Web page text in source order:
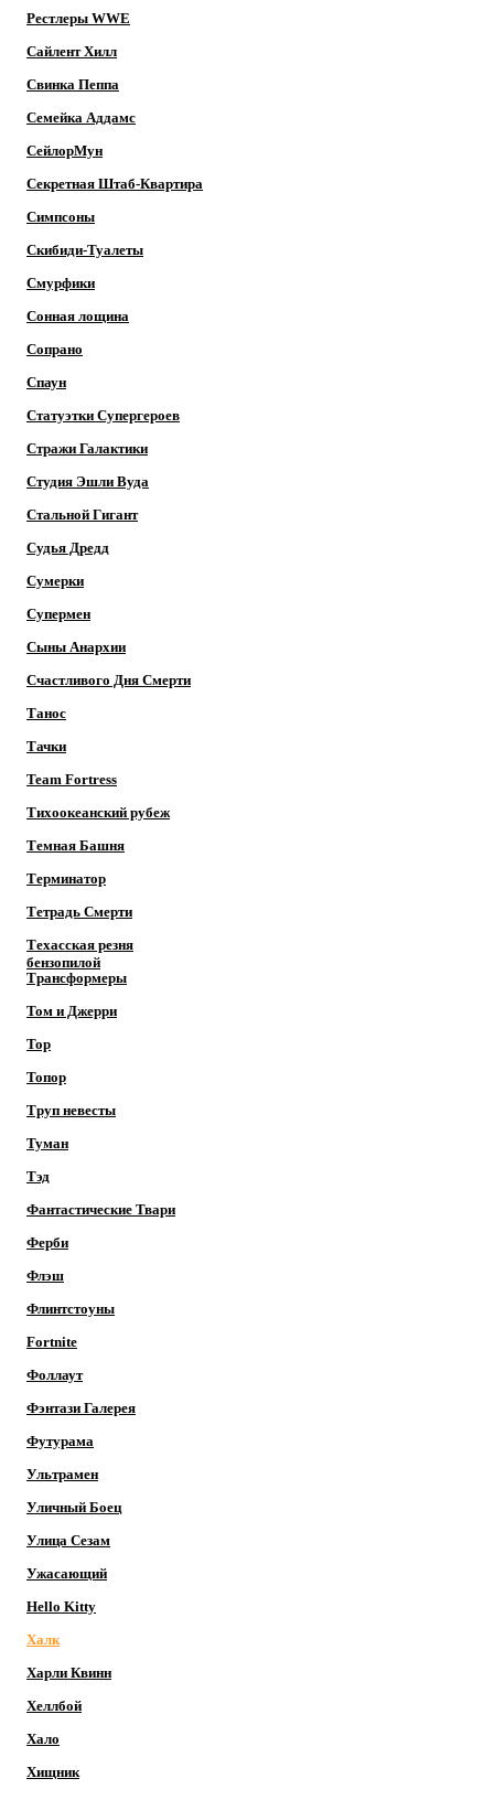
Рестлеры WWE
Сайлент Хилл
Свинка Пеппа
Семейка Аддамс
СейлорМун
Секретная Штаб-Квартира
Симпсоны
Скибиди-Туалеты
Смурфики
Сонная лощина
Сопрано
Спаун
Статуэтки Супергероев
Стражи Галактики
Студия Эшли Вуда
Стальной Гигант
Судья Дредд
Сумерки
Супермен
Сыны Анархии
Счастливого Дня Смерти
Танос
Тачки
Team Fortress
Тихоокеанский рубеж
Темная Башня
Терминатор
Тетрадь Смерти
Техасская резня
бензопилой
Трансформеры
Том и Джерри
Тор
Топор
Труп невесты
Туман
Тэд
Фантастические Твари
Ферби
Флэш
Флинтстоуны
Fortnite
Фоллаут
Фэнтази Галерея
Футурама
Ультрамен
Уличный Боец
Улица Сезам
Ужасающий
Hello Kitty
Халк
Харли Квинн
Хеллбой
Хало
Хищник